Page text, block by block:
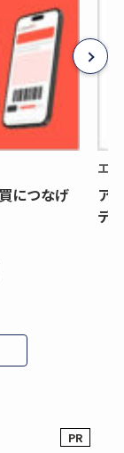
につなげ
エ
ア
デ